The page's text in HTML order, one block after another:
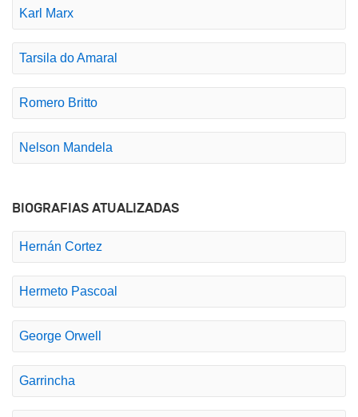
Karl Marx
Tarsila do Amaral
Romero Britto
Nelson Mandela
BIOGRAFIAS ATUALIZADAS
Hernán Cortez
Hermeto Pascoal
George Orwell
Garrincha